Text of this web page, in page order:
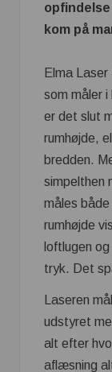
kom på
Elma
som måler
er det slut
rumhøjde,
bredden.
simpelthen
måles
rumhøjde
loftlugen
tryk. Det
Laseren
udstyret
alt efter
aflæsning